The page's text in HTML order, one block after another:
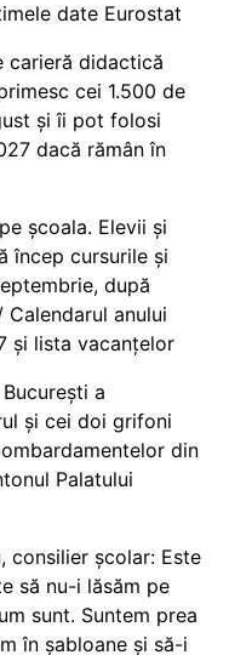
date Eurostat
carieră didactică
cei 1.500 de
și îi pot folosi
dacă rămân în
școala. Elevii și
încep cursurile și
după
anului
și lista vacanțelor
a
și cei doi grifoni
din
Palatului
consilier școlar: Este
să nu-i lăsăm pe
sunt. Suntem prea
în șabloane și să-i